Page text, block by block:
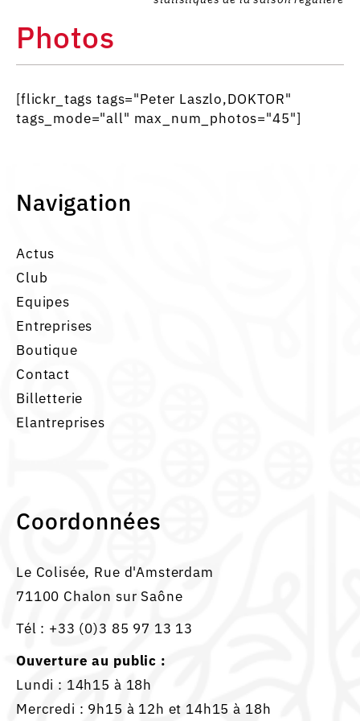
Photos
[flickr_tags tags="Peter Laszlo,DOKTOR"
tags_mode="all" max_num_photos="45"]
Navigation
Actus
Club
Equipes
Entreprises
Boutique
Contact
Billetterie
Elantreprises
Coordonnées
Le Colisée, Rue d'Amsterdam
71100 Chalon sur Saône
Tél : +33 (0)3 85 97 13 13
Ouverture au public :
Lundi : 14h15 à 18h
Mercredi : 9h15 à 12h et 14h15 à 18h